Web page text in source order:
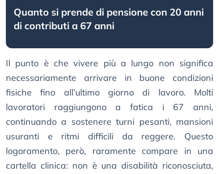
Quanto si prende di pensione con 20 anni
di contributi a 67 anni
Il punto è che vivere più a lungo non significa
necessariamente arrivare in buone condizioni
fisiche fino all’ultimo giorno di lavoro. Molti
lavoratori raggiungono a fatica i 67 anni,
continuando a sostenere turni pesanti, mansioni
usuranti e ritmi difficili da reggere. Questo
logoramento, però, raramente compare in una
cartella clinica: non è una disabilità riconosciuta,